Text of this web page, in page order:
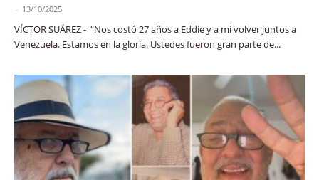
- 13/10/2025
VÍCTOR SUÁREZ - “Nos costó 27 años a Eddie y a mí volver juntos a
Venezuela. Estamos en la gloria. Ustedes fueron gran parte de...